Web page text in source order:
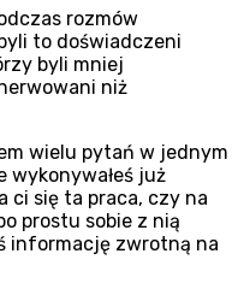
rozmów
to doświadczeni
byli mniej
niż
wielu pytań w jednym
wykonywałeś już
ci się ta praca, czy na
prostu sobie z nią
informację zwrotną na